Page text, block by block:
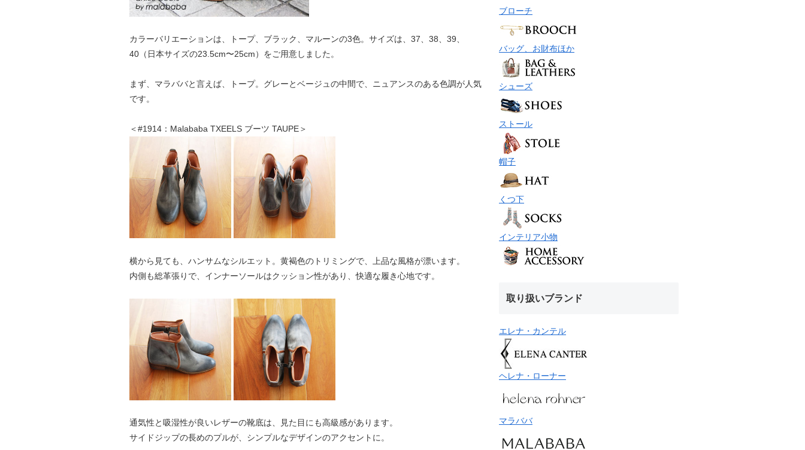
カラーバリエーションは、トープ、ブラック、マルーンの3色。サイズは、37、38、39、
40（日本サイズの23.5cm〜25cm）をご用意しました。
まず、マラババと言えば、トープ。グレーとベージュの中間で、ニュアンスのある色調が人気
です。
＜#1914：Malababa TXEELS ブーツ TAUPE＞
横から見ても、ハンサムなシルエット。黄褐色のトリミングで、上品な風格が漂います。
内側も総革張りで、インナーソールはクッション性があり、快適な履き心地です。
通気性と吸湿性が良いレザーの靴底は、見た目にも高級感があります。
サイドジップの長めのプルが、シンプルなデザインのアクセントに。
ブローチ
バッグ、お財布ほか
シューズ
ストール
帽子
くつ下
インテリア小物
取り扱いブランド
エレナ・カンテル
ヘレナ・ローナー
マラババ